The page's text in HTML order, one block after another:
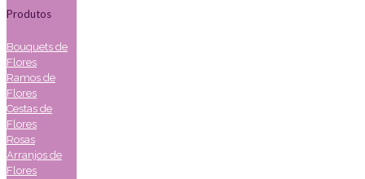
Produtos
Bouquets de
Flores
Ramos de
Flores
Cestas de
Flores
Rosas
Arranjos de
Flores